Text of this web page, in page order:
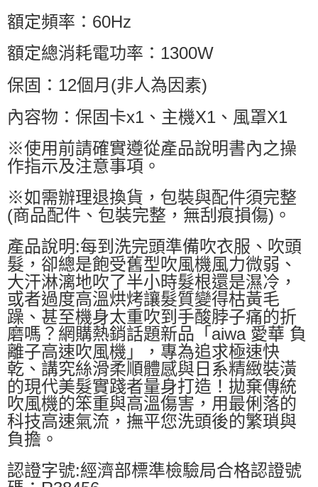
額定頻率：60Hz
額定總消耗電功率：1300W
保固：12個月(非人為因素)
內容物：保固卡x1、主機X1、風罩X1
※使用前請確實遵從產品說明書內之操
作指示及注意事項。
※如需辦理退換貨，包裝與配件須完整
(商品配件、包裝完整，無刮痕損傷)。
產品說明:每到洗完頭準備吹衣服、吹頭
髮，卻總是飽受舊型吹風機風力微弱、
大汗淋漓地吹了半小時髮根還是濕冷，
或者過度高溫烘烤讓髮質變得枯黃毛
躁、甚至機身太重吹到手酸脖子痛的折
磨嗎？網購熱銷話題新品「aiwa 愛華 負
離子高速吹風機」，專為追求極速快
乾、講究絲滑柔順體感與日系精緻裝潢
的現代美髮實踐者量身打造！拋棄傳統
吹風機的笨重與高溫傷害，用最俐落的
科技高速氣流，撫平您洗頭後的繁瑣與
負擔。
認證字號:經濟部標準檢驗局合格認證號